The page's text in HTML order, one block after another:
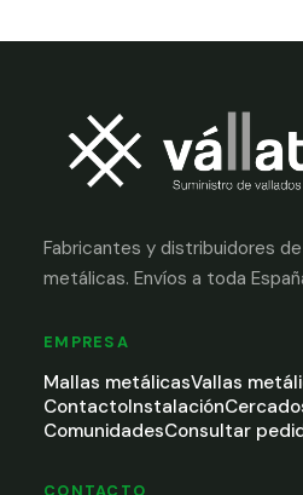
Fabricantes y distribuidores
metálicas. Envíos a toda
EMPRESA
Mallas metálicasVallas
ContactoInstalación
ComunidadesConsultar